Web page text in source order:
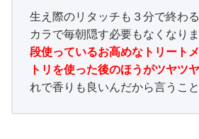
生え際のリタッチも３分で終わ
カラで毎朝隠す必要もなくなり
段使っているお高めなトリート
トリを使った後のほうがツヤツ
れで香りも良いんだから言うこと